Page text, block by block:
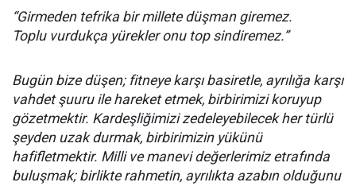
“Girmeden tefrika bir millete düşman giremez.
Toplu vurdukça yürekler onu top sindiremez.”
Bugün bize düşen; fitneye karşı basiretle, ayrılığa karşı
vahdet şuuru ile hareket etmek, birbirimizi koruyup
gözetmektir. Kardeşliğimizi zedeleyebilecek her türlü
şeyden uzak durmak, birbirimizin yükünü
hafifletmektir. Milli ve manevi değerlerimiz etrafında
buluşmak; birlikte rahmetin, ayrılıkta azabın olduğunu